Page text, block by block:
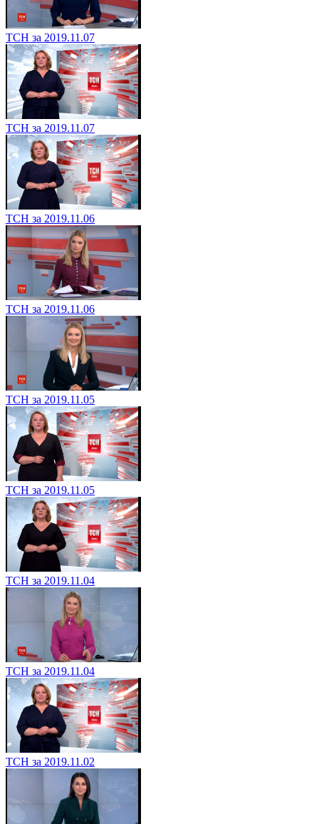
ТСН за 2019.11.07
ТСН за 2019.11.07
ТСН за 2019.11.06
ТСН за 2019.11.06
ТСН за 2019.11.05
ТСН за 2019.11.05
ТСН за 2019.11.04
ТСН за 2019.11.04
ТСН за 2019.11.02